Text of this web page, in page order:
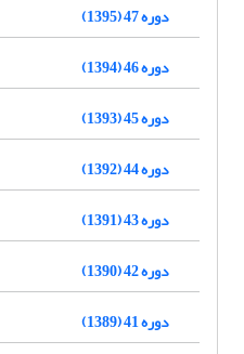
دوره 47 (1395)
دوره 46 (1394)
دوره 45 (1393)
دوره 44 (1392)
دوره 43 (1391)
دوره 42 (1390)
دوره 41 (1389)